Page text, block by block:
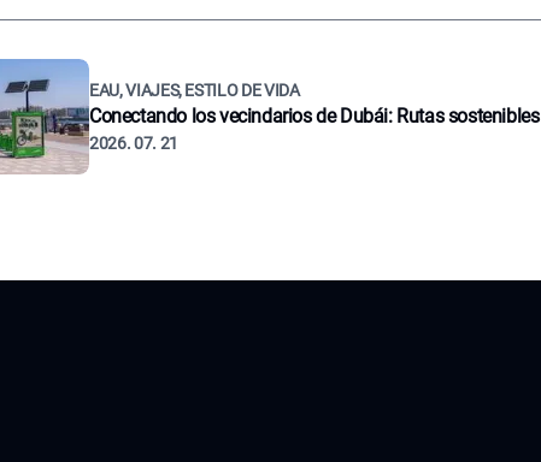
EAU, VIAJES, ESTILO DE VIDA
Conectando los vecindarios de Dubái: Rutas sostenibles
2026. 07. 21